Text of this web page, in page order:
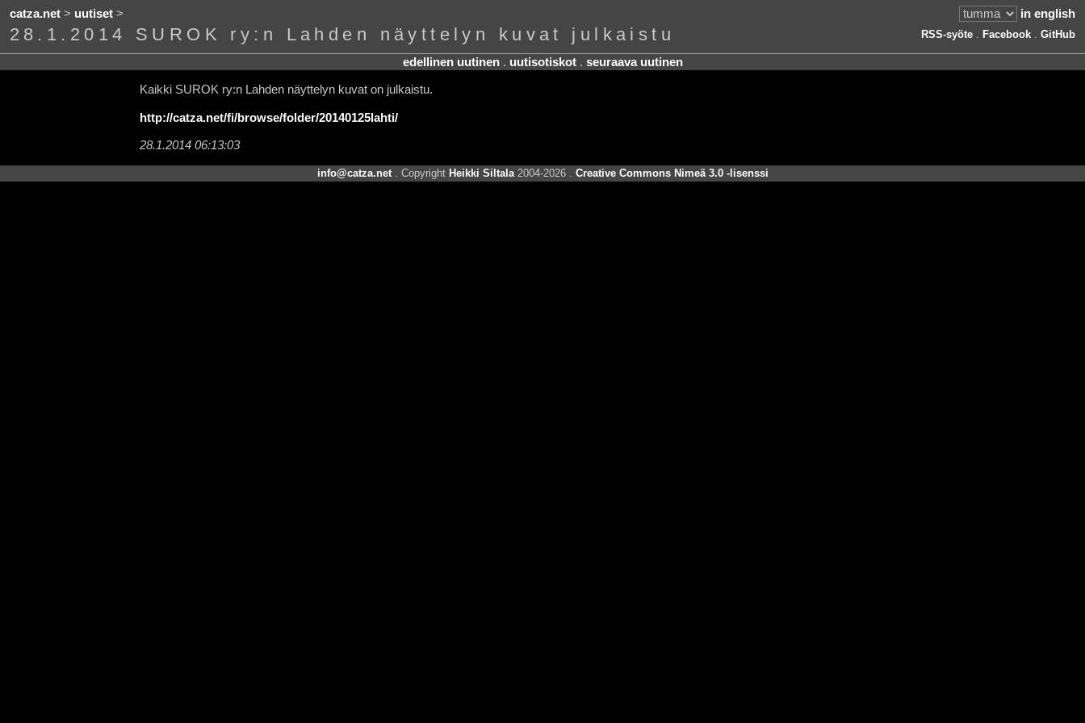
catza.net> uutiset> in english
28.1.2014 SUROK ry:n Lahden näyttelyn kuvat julkaistu RSS-syöte. Facebook. GitHub
edellinen uutinen. uutisotiskot. seuraava uutinen
Kaikki SUROK ry:n Lahden näyttelyn kuvat on julkaistu.
http://catza.net/fi/browse/folder/20140125lahti/
28.1.2014 06:13:03
info@catza.net. Copyright Heikki Siltala2004-2026 . Creative Commons Nimeä 3.0 -lisenssi